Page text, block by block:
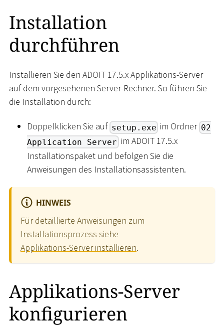
Installation
durchführen
Installieren Sie den ADOIT 17.5.x Applikations-Server
auf dem vorgesehenen Server-Rechner. So führen Sie
die Installation durch:
Doppelklicken Sie auf setup.exe im Ordner 02
Application Server im ADOIT 17.5.x
Installationspaket und befolgen Sie die
Anweisungen des Installationsassistenten.
HINWEIS
Für detaillierte Anweisungen zum
Installationsprozess siehe
Applikations-Server installieren.
Applikations-Server
konfigurieren